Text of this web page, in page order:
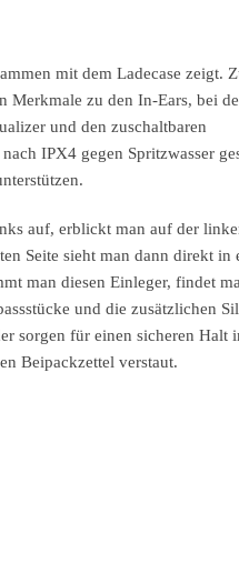
mit dem Ladecase zeigt.
Merkmale zu den In-Ears, bei
und den zuschaltbaren
IPX4 gegen Spritzwasser
auf, erblickt man auf der
Seite sieht man dann direkt in
man diesen Einleger, findet
und die zusätzlichen
sorgen für einen sicheren Halt
Beipackzettel verstaut.